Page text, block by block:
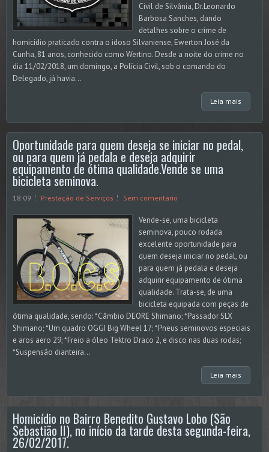
Civil de Silvânia, Dr.Leonardo
Barbosa Sanches, dando
detalhes sobre o crime de
homicídio praticado contra o idoso Silvaniense, Ewerton José da
Cunha, 81 anos, conhecido como Wertino. Desde a noite do crime no
dia 11/02/2018, um domingo, a Polícia Civil, sob o comando do
Delegado, já havia...
Leia mais
Oportunidade para quem deseja se iniciar no pedal,
ou para quem já pedala e deseja adquirir
equipamento de ótima qualidade.Vende se uma
bicicleta seminova.
18:09 Prestação de Serviços Sem comentário
Vende-se, uma bicicleta
seminova, pouco rodada
excelente oportunidade para
quem deseja iniciar no pedal, ou
para quem já pedala e deseja
adquirir equipamento de ótima
qualidade. Trata-se, de uma
bicicleta equipada com peças de
ótima qualidade, sendo: *Câmbio DEORE Shimano; *Passador SLX
Shimano; *Um quadro OGGI Big Wheel 17; *Pneus seminovos especiais
e aros aero 29; *Freio a óleo Tektro Draco 2, e disco nas duas rodas;
*Suspensão dianteira...
Leia mais
Homicídio no Bairro Benedito Gustavo Lobo (São
Sebastião II), no início da tarde desta segunda-feira,
26/02/2017.